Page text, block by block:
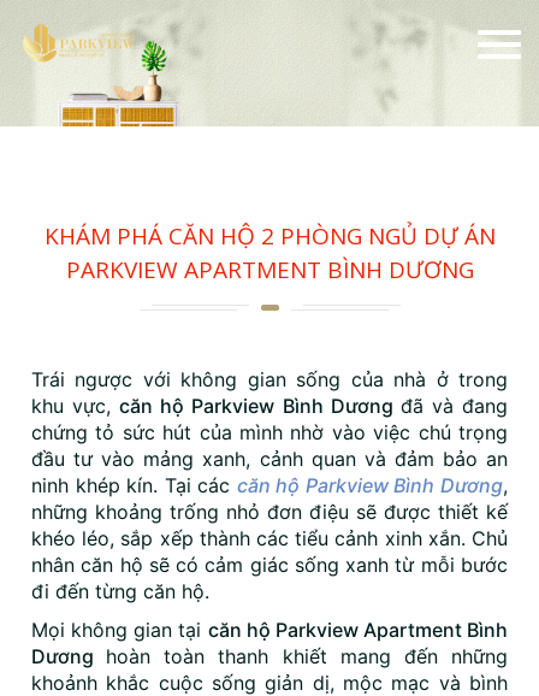
KHÁM PHÁ CĂN HỘ 2 PHÒNG NGỦ DỰ ÁN PARKVIEW
APARTMENT BÌNH DƯƠNG
KHÁM PHÁ CĂN HỘ 2 PHÒNG NGỦ DỰ ÁN
PARKVIEW APARTMENT BÌNH DƯƠNG
Trái ngược với không gian sống của nhà ở trong
khu vực,căn hộ Parkview Bình Dương đã và đang
chứng tỏ sức hút của mình nhờ vào việc chú trọng
đầu tư vào mảng xanh, cảnh quan và đảm bảo an
ninh khép kín. Tại các căn hộ Parkview Bình Dương,
những khoảng trống nhỏ đơn điệu sẽ được thiết kế
khéo léo, sắp xếp thành các tiểu cảnh xinh xắn. Chủ
nhân căn hộ sẽ có cảm giác sống xanh từ mỗi bước
đi đến từng căn hộ.
Mọi không gian tại căn hộ Parkview Apartment Bình
Dương hoàn toàn thanh khiết mang đến những
khoảnh khắc cuộc sống giản dị, mộc mạc và bình